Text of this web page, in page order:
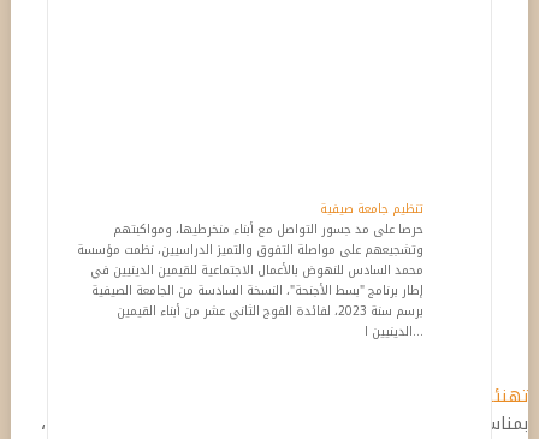
تهنئة الذكرى 27 لعيد العرش المجيد
بمناسبة حلول الذكرى السابعة والعشرين (27) لعيد العرش المجيد،
تنظيم جامعة صيفية‎
حرصا على مد جسور التواصل مع أبناء منخرطيها، ومواكبتهم
وتشجيعهم على مواصلة التفوق والتميز الدراسيين، نظمت مؤسسة
محمد السادس للنهوض بالأعمال الاجتماعية للقيمين الدينيين في
إطار برنامج "بسط الأجنحة"، النسخة السادسة من الجامعة الصيفية
برسم سنة 2023، لفائدة الفوج الثاني عشر من أبناء القيمين
الدينيين ا...